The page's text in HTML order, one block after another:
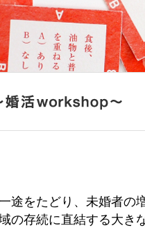
途をたどり、未婚者の
の存続に直結する大き